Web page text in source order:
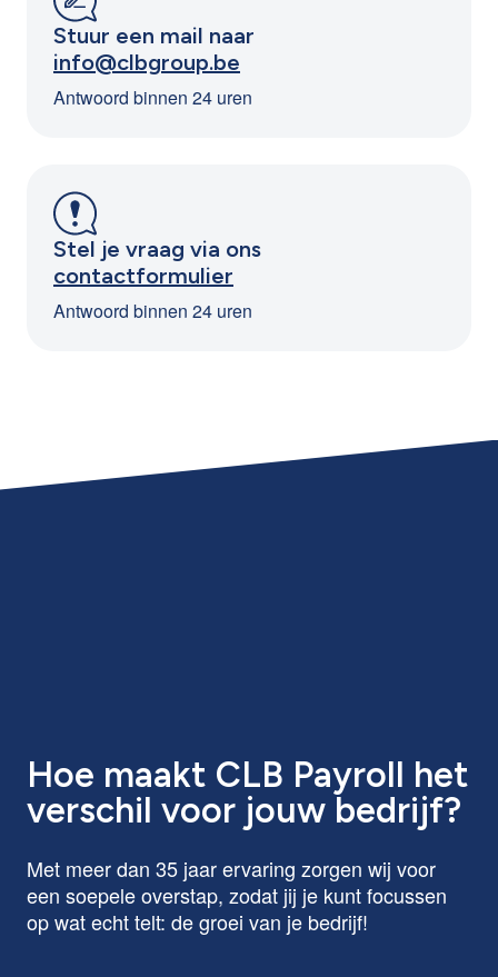
Stuur een mail naar
info@clbgroup.be
Antwoord binnen 24 uren
Stel je vraag via ons
contactformulier
Antwoord binnen 24 uren
Hoe maakt CLB Payroll het
verschil voor jouw bedrijf?
Met meer dan 35 jaar ervaring zorgen wij voor
een soepele overstap, zodat jij je kunt focussen
op wat echt telt: de groei van je bedrijf!